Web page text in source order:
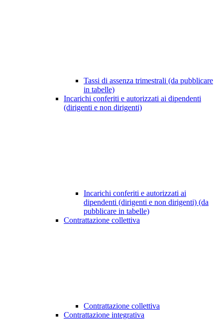
Tassi di assenza trimestrali (da pubblicare
in tabelle)
Incarichi conferiti e autorizzati ai dipendenti
(dirigenti e non dirigenti)
Incarichi conferiti e autorizzati ai
dipendenti (dirigenti e non dirigenti) (da
pubblicare in tabelle)
Contrattazione collettiva
Contrattazione collettiva
Contrattazione integrativa